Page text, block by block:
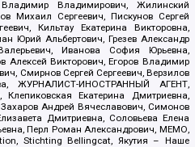
Владимирович, Жилинский
Михаил Сергеевич, Пискунов Сергей
Кильтау Екатерина Викторовна,
Юрий Альбертович, Грезев Александр
Иванова София Юрьевна,
Алексей Викторович, Егоров Владимир
Смирнов Сергей Сергеевич, Верзилов
ЖУРНАЛИСТ-ИНОСТРАННЫЙ АГЕНТ,
Екатерина Дмитриевна,
Андрей Вячеславович, Симонов
Дмитриевна, Соловьева Елена
Перл Роман Александрович, МЕМО,
Stichting Bellingcat, Якутия – Наше